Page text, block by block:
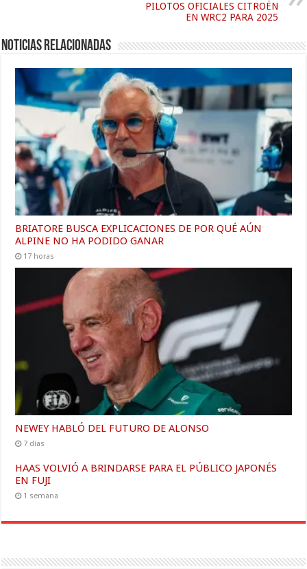
PILOTOS OFICIALES CITROËN
EN WRC2 PARA 2025
Noticias relacionadas
BRIATORE BUSCA EXPLICACIONES DE POR QUÉ AÚN
ALPINE NO HA PODIDO GANAR
17 horas
NEWEY HABLÓ DEL FUTURO DE ALONSO
7 días
HAAS VOLVIÓ A BRINDARSE PARA EL PÚBLICO JAPONÉS
EN FUJI
1 semana